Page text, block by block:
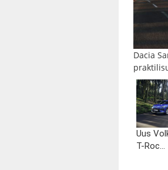
Dacia
Uus
T-Roc...